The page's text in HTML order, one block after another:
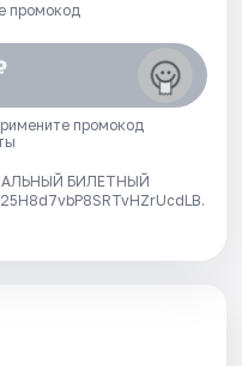
промокод
промокод
БИЛЕТНЫЙ